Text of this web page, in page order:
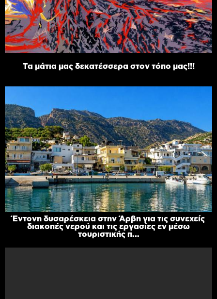
Τα μάτια μας δεκατέσσερα στον τόπο μας!!!
Έντονη δυσαρέσκεια στην Άρβη για τις συνεχείς
διακοπές νερού και τις εργασίες εν μέσω
τουριστικής π...